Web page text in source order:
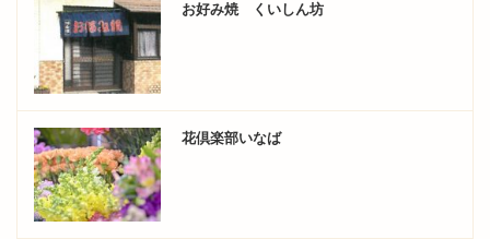
お好み焼 くいしん坊
花倶楽部いなば